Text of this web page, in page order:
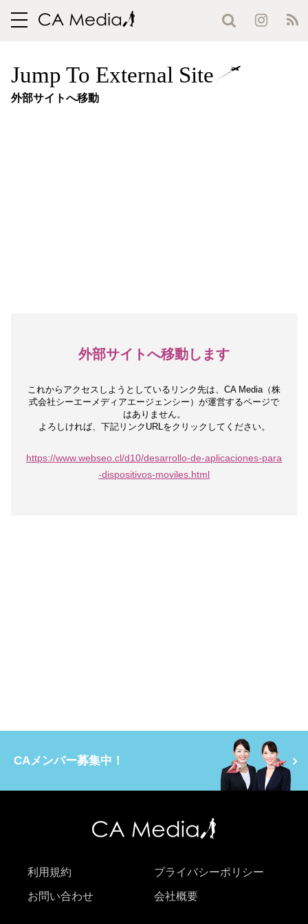
toggle
Jump To External Site
外部サイトへ移動
外部サイトへ移動します
これからアクセスしようとしているリンク先は、 CA Media（株
式会社シーエーメディアエージェンシー）が運営するページで
はありません。
よろしければ、下記リンクURLをクリックしてください。
https://www.webseo.cl/d10/desarrollo-de-aplicaciones-para
-dispositivos-moviles.html
CAメンバー募集中！
利用規約 プライバシーポリシー
お問い合わせ 会社概要